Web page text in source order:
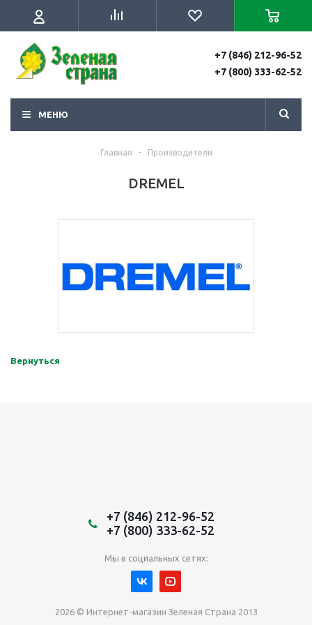
+7 (846) 212-96-52
+7 (800) 333-62-52
МЕНЮ
Главная - Производители
DREMEL
Вернуться
+7 (846) 212-96-52
+7 (800) 333-62-52
Мы в социальных сетях:
2026 © Интернет-магазин Зеленая Страна 2013